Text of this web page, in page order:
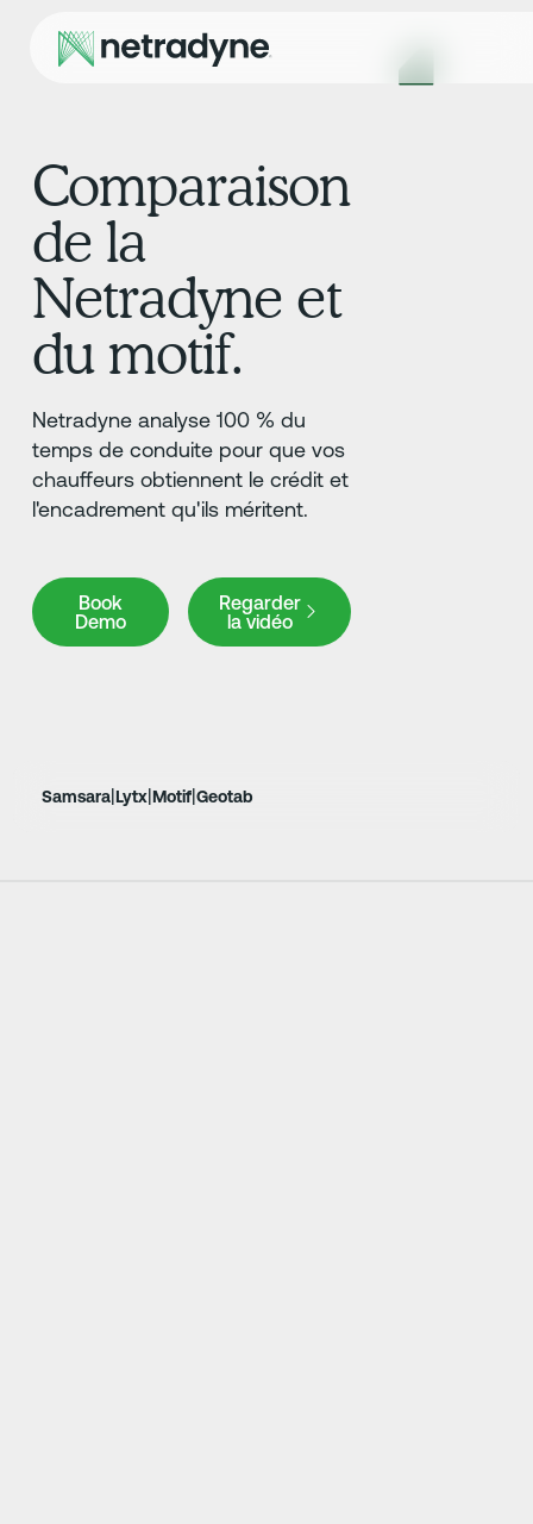
Comparaison
de la
Netradyne et
du motif.
Netradyne analyse 100 % du
temps de conduite pour que vos
chauffeurs obtiennent le crédit et
l'encadrement qu'ils méritent.
Book
Demo
Book Demo
Regarder
la vidéo
Samsara|Lytx|Motif|Geotab